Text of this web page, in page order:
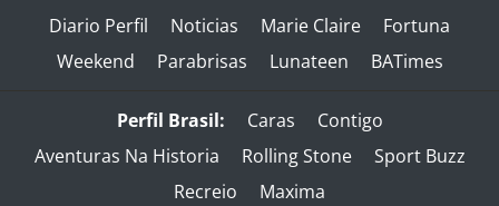
Diario Perfil Noticias Marie Claire
Fortuna
Weekend
Parabrisas Lunateen BATimes
Perfil Brasil: Caras
Contigo
Aventuras Na Historia
Rolling Stone
Sport Buzz
Recreio
Maxima